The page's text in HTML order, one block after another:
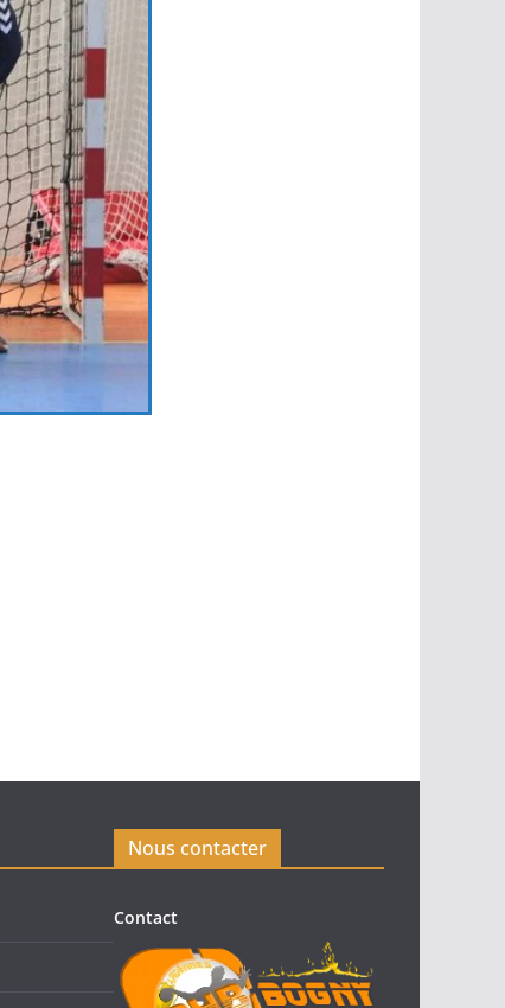
Nous contacter
Contact